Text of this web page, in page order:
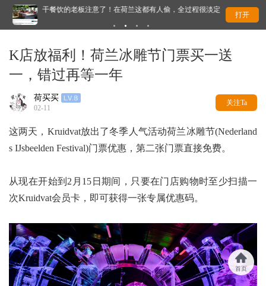
干餐饮的老板注意了！在荷兰这都有人偷，全过程很淡定 突
打开
K店放福利！荷兰冰雕节门票买一送
一，错过再等一年
荷买买
02-11
关注Ta
这两天，Kruidvat放出了冬季人气活动荷兰冰雕节(Nederland
s IJsbeelden Festival)门票优惠，第二张门票直接免费。
从现在开始到2月15日期间，只要在门店购物时至少扫描一
次Kruidvat会员卡，即可获得一张专属优惠码。
首页